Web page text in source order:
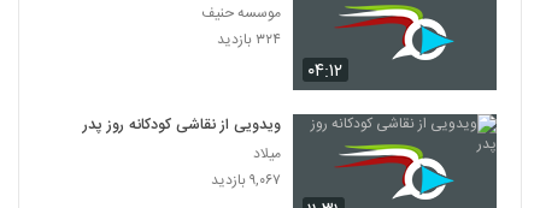
۰۴:۱۲
موسسه حنیف
۳۲۴ بازدید
ویدویی از نقاشی کودکانه روز پدر
میلاد
۹,۰۶۷ بازدید